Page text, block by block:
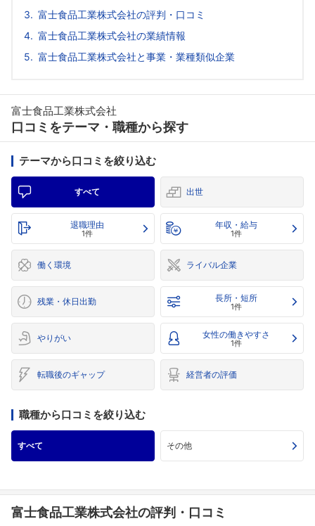
富士食品工業株式会社の評判・口コミ
富士食品工業株式会社の業績情報
富士食品工業株式会社と事業・業種類似企業
富士食品工業株式会社
口コミをテーマ・職種から探す
テーマから口コミを絞り込む
すべて 出世
退職理由
1件
年収・給与
1件
働く環境 ライバル企業
残業・休日出勤 長所・短所
1件
やりがい 女性の働きやすさ
1件
転職後のギャップ 経営者の評価
職種から口コミを絞り込む
すべて その他
富士食品工業株式会社の評判・口コミ